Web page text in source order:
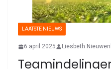
LAATSTE NIEUWS
6 april 2025 Liesbeth